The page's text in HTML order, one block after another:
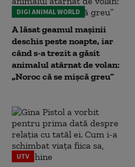
DIGI ANIMAL WORLD
A lăsat geamul mașinii
deschis peste noapte, iar
când s-a trezit a găsit
animalul atârnat de volan:
„Noroc că se mișcă greu”
UTV